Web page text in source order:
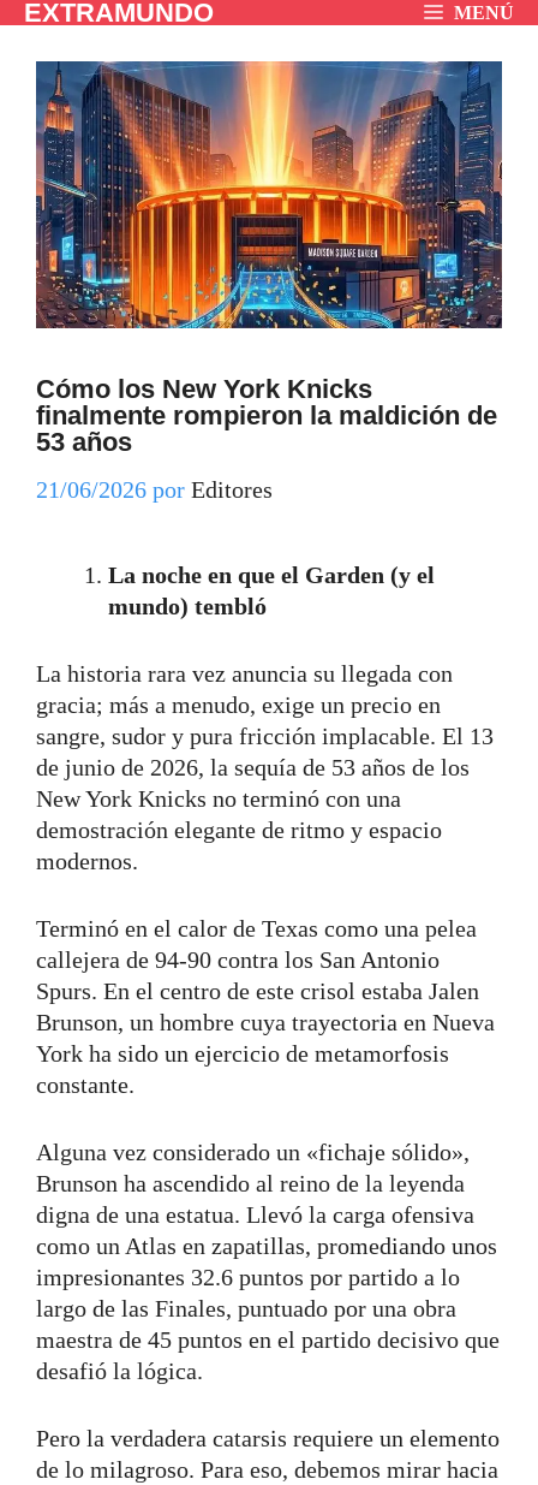
Saltar
contenido
EXTRAMUNDO MENÚ
Cómo los New York Knicks
finalmente rompieron la maldición de
53 años
21/06/2026 por Editores
La noche en que el Garden (y el
mundo) tembló
La historia rara vez anuncia su llegada con
gracia; más a menudo, exige un precio en
sangre, sudor y pura fricción implacable. El 13
de junio de 2026, la sequía de 53 años de los
New York Knicks no terminó con una
demostración elegante de ritmo y espacio
modernos.
Terminó en el calor de Texas como una pelea
callejera de 94-90 contra los San Antonio
Spurs. En el centro de este crisol estaba Jalen
Brunson, un hombre cuya trayectoria en Nueva
York ha sido un ejercicio de metamorfosis
constante.
Alguna vez considerado un «fichaje sólido»,
Brunson ha ascendido al reino de la leyenda
digna de una estatua. Llevó la carga ofensiva
como un Atlas en zapatillas, promediando unos
impresionantes 32.6 puntos por partido a lo
largo de las Finales, puntuado por una obra
maestra de 45 puntos en el partido decisivo que
desafió la lógica.
Pero la verdadera catarsis requiere un elemento
de lo milagroso. Para eso, debemos mirar hacia